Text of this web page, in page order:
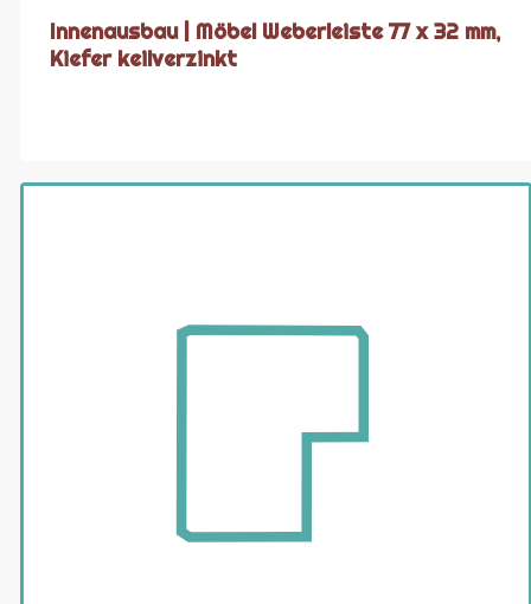
Innenausbau | Möbel Weberleiste 77 x 32 mm,
Kiefer keilverzinkt